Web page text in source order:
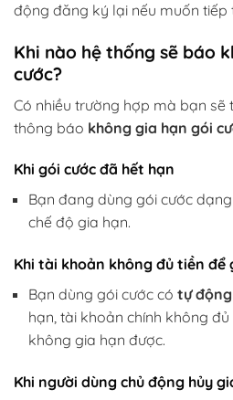
động đăng ký lại nếu muốn tiếp
Khi nào hệ thống sẽ báo
cước?
Có nhiều trường hợp mà bạn sẽ
thông báo không gia hạn gói
Khi gói cước đã hết hạn
Bạn đang dùng gói cước dạng
chế độ gia hạn.
Khi tài khoản không đủ tiền để
Bạn dùng gói cước có tự
hạn, tài khoản chính không
không gia hạn được.
Khi người dùng chủ động hủy